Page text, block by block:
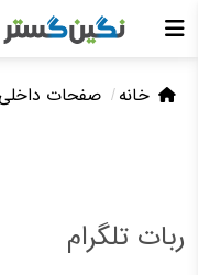
خانه صفحات داخلی
ربات تلگرام